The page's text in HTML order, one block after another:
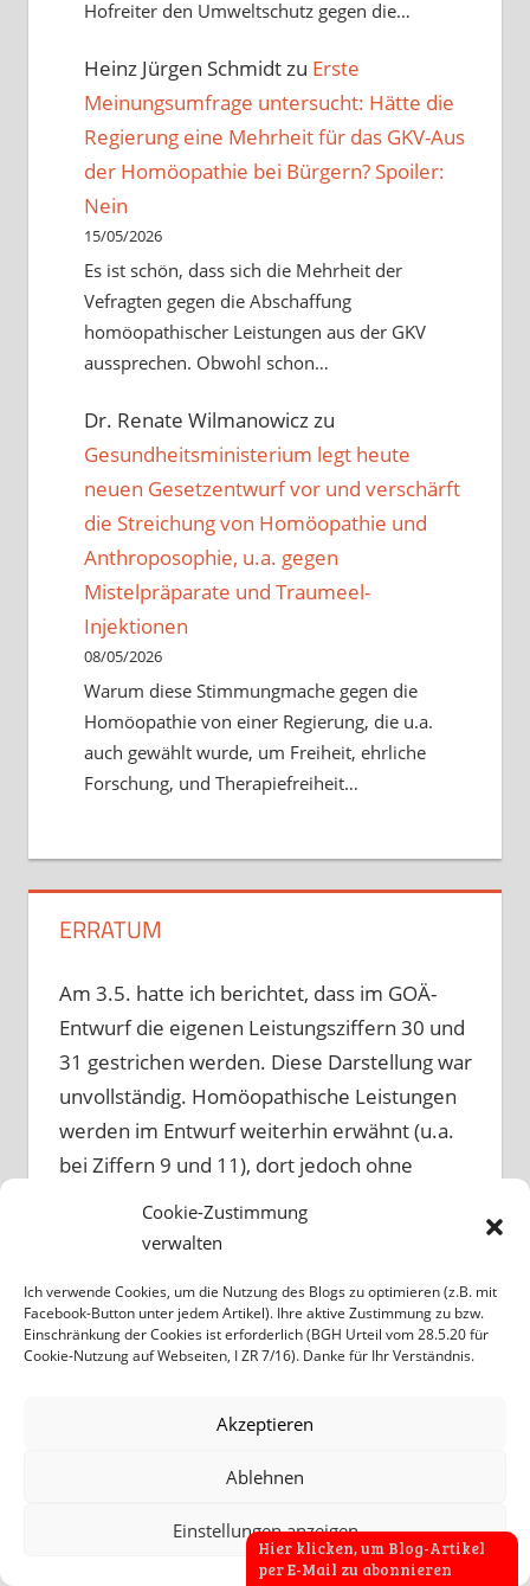
Cookie-Zustimmung
verwalten
Ich verwende Cookies, um die Nutzung des Blogs zu optimieren (z.B. mit
Facebook-Button unter jedem Artikel). Ihre aktive Zustimmung zu bzw.
Einschränkung der Cookies ist erforderlich (BGH Urteil vom 28.5.20 für
Cookie-Nutzung auf Webseiten, I ZR 7/16). Danke für Ihr Verständnis.
Akzeptieren
Ablehnen
Einstellungen anzeigen
Hofreiter den Umweltschutz gegen die…
Heinz Jürgen Schmidtzu Erste
Meinungsumfrage untersucht: Hätte die
Regierung eine Mehrheit für das GKV-Aus
der Homöopathie bei Bürgern? Spoiler:
Nein
15/05/2026
Es ist schön, dass sich die Mehrheit der
Vefragten gegen die Abschaffung
homöopathischer Leistungen aus der GKV
aussprechen. Obwohl schon…
Dr. Renate Wilmanowiczzu
Gesundheitsministerium legt heute
neuen Gesetzentwurf vor und verschärft
die Streichung von Homöopathie und
Anthroposophie, u.a. gegen
Mistelpräparate und Traumeel-
Injektionen
08/05/2026
Warum diese Stimmungmache gegen die
Homöopathie von einer Regierung, die u.a.
auch gewählt wurde, um Freiheit, ehrliche
Forschung, und Therapiefreiheit…
ERRATUM
Am 3.5. hatte ich berichtet, dass im GOÄ-
Entwurf die eigenen Leistungsziffern 30 und
31 gestrichen werden. Diese Darstellung war
unvollständig. Homöopathische Leistungen
werden im Entwurf weiterhin erwähnt (u.a.
bei Ziffern 9 und 11), dort jedoch ohne
eigene Leistungsziffer.
Christian J. Becker
6 FALLBERICHTE HOMÖOPATHIE GEGEN
Homöopathikum P.für 63-jährige
Hier klicken, um Blog-Artikel
per E-Mail zu abonnieren